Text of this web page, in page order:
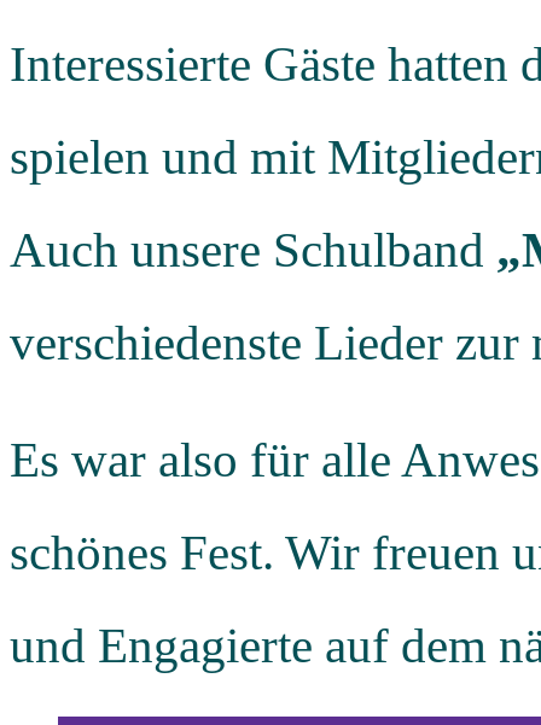
Interessierte Gäste
spielen und mit
Auch unsere Schulband
verschiedenste Lieder
Es war also für alle
schönes Fest. Wir freuen
und Engagierte auf dem